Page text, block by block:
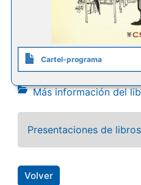
Cartel-programa
Más información del
Presentaciones de libros
Volver